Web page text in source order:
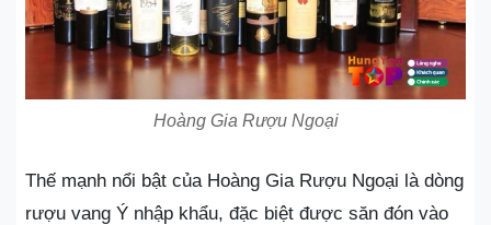
Hoàng Gia Rượu Ngoại
Thế mạnh nổi bật của Hoàng Gia Rượu Ngoại là dòng
rượu vang Ý nhập khẩu, đặc biệt được săn đón vào